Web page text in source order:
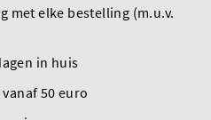
met elke bestelling (m.u.v.
in huis
50 euro